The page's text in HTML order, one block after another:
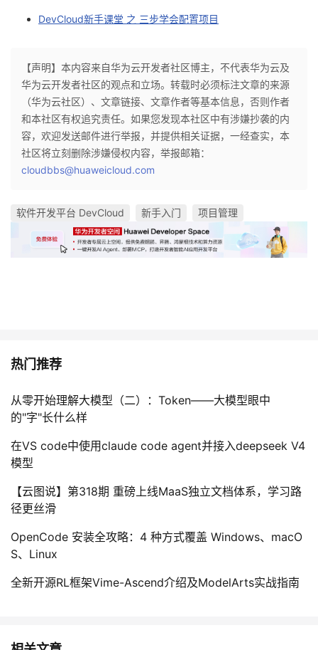
DevCloud新手课堂 之 三步学会配置项目
【声明】本内容来自华为云开发者社区博主，不代表华为云及
华为云开发者社区的观点和立场。转载时必须标注文章的来源
（华为云社区）、文章链接、文章作者等基本信息，否则作者
和本社区有权追究责任。如果您发现本社区中有涉嫌抄袭的内
容，欢迎发送邮件进行举报，并提供相关证据，一经查实，本
社区将立刻删除涉嫌侵权内容，举报邮箱：
cloudbbs@huaweicloud.com
软件开发平台 DevCloud 新手入门 项目管理
热门推荐
从零开始理解大模型（二）：Token——大模型眼中
的"字"长什么样
在VS code中使用claude code agent并接入deepseek V4
模型
【云图说】第318期 重磅上线MaaS独立文档体系，学习路
径更丝滑
OpenCode 安装全攻略：4 种方式覆盖 Windows、macO
S、Linux
全新开源RL框架Vime-Ascend介绍及ModelArts实战指南